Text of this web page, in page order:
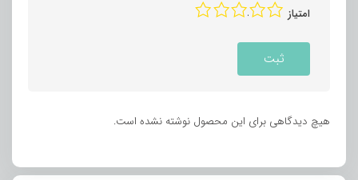
امتیاز 5
4
3
2
هیچ دیدگاهی برای این محصول نوشته نشده است.